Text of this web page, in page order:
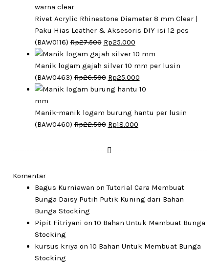
was:
Rp29.500.Rp25.000.
Rivet Acrylic Rhinestone Diameter 8 mm Clear |
Paku Hias Leather & Aksesoris DIY isi 12 pcs
(BAW0116) Rp27.500 Original
price
was:
Rp27.500.
Rp25.000Current
price
is:
Rp25.000.
Manik logam gajah silver 10 mm per lusin
(BAW0463) Rp26.500 Original
price
Rp26.500.
Rp25.000Current
price
Rp25.000.
Manik-manik logam burung hantu per lusin
(BAW0460) Rp22.500 Original
was:
Rp18.000Current
Komentar
Bagus Kurniawan onTutorial Cara Membuat
Bunga Daisy Putih Putik Kuning dari Bahan
Bunga Stocking
Pipit Fitriyani on 10 Bahan Untuk Membuat Bunga
Stocking
kursus kriya on 10 Bahan Untuk Membuat Bunga
Stocking